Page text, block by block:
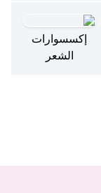
إكسسوارات
الشعر